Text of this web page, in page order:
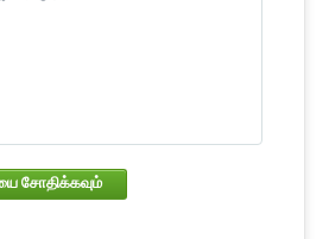
ஒதுக்கீடு நிலமையை சோதிக்கவும்